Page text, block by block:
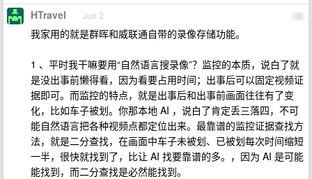
18
HTravel Jun 2
我家用的就是群晖和威联通自带的录像存储功能。
1 、平时我干嘛要用“自然语言搜录像”？监控的本质，说白了就
是没出事前懒得看，因为看要占用时间；出事后可以固定视频证
据即可。而监控的特点，就是出事后和出事前画面往往有了变
化，比如车子被划。你那本地 AI ，说白了肯定丢三落四，不可
能自然语言把各种视频点都定位出来。最靠谱的监控证据查找方
法，就是二分查找，在画面中车子未被划、已被划每次时间缩短
一半，很快就找到了，比让 AI 找要靠谱的多。，因为 AI 是可能
能找到，而二分查找是必然能找到。